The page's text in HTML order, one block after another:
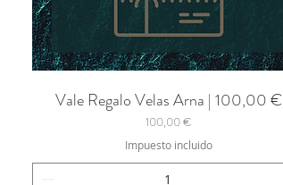
Vista rápida
Vale Regalo Velas Arna | 100,00 €
Precio
100,00 €
Impuesto incluido